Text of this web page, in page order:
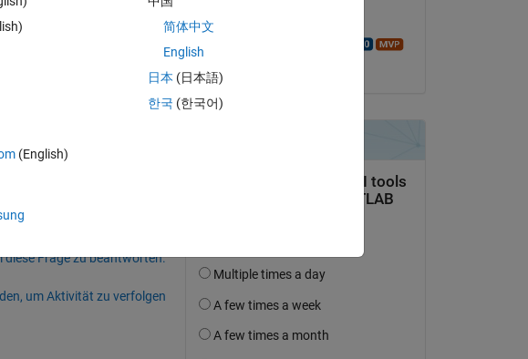
The white
red small circle). In
and it has various
optimisation. The
diese Frage zu beantworten.
um Aktivität zu verfolgen
Kommentiert:
(English)
简体中文
English
日本 (日本語)
한국 (한국어)